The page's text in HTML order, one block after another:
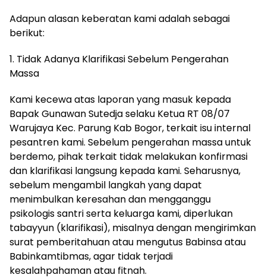
Adapun alasan keberatan kami adalah sebagai
berikut:
1. Tidak Adanya Klarifikasi Sebelum Pengerahan
Massa
Kami kecewa atas laporan yang masuk kepada
Bapak Gunawan Sutedja selaku Ketua RT 08/07
Warujaya Kec. Parung Kab Bogor, terkait isu internal
pesantren kami. Sebelum pengerahan massa untuk
berdemo, pihak terkait tidak melakukan konfirmasi
dan klarifikasi langsung kepada kami. Seharusnya,
sebelum mengambil langkah yang dapat
menimbulkan keresahan dan mengganggu
psikologis santri serta keluarga kami, diperlukan
tabayyun (klarifikasi), misalnya dengan mengirimkan
surat pemberitahuan atau mengutus Babinsa atau
Babinkamtibmas, agar tidak terjadi
kesalahpahaman atau fitnah.